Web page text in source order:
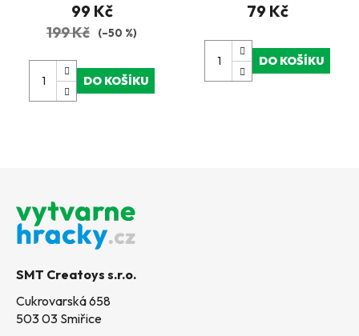
99 Kč
199 Kč (–50 %)
DO KOŠÍKU
79 Kč
DO KOŠÍKU
SMT Creatoys s.r.o.
Cukrovarská 658
503 03 Smiřice